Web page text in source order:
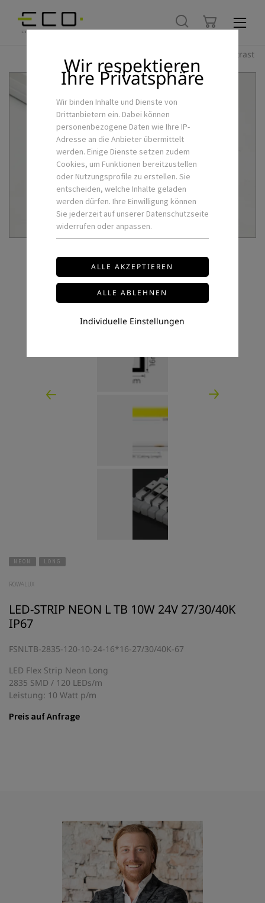
Hoher Kontrast
NEON LONG
ROWALUX
LED-STRIP NEON L TB 10W 24V 27/30/40K
IP67
FSNLTB-2835-120-10-24-16*16-27/30/40K-67
LED Flex Strip Neon Long
2835 SMD / 120 LEDs/m
Leistung: 10 Watt p/m
Preis auf Anfrage
Wir respektieren
Ihre Privatsphäre
Wir binden Inhalte und Dienste von
Drittanbietern ein. Dabei können
personenbezogene Daten wie Ihre IP-
Adresse an die Anbieter übermittelt
werden. Einige Dienste setzen zudem
Cookies, um Funktionen bereitzustellen
oder Nutzungsprofile zu erstellen. Sie
entscheiden, welche Inhalte geladen
werden dürfen. Ihre Einwilligung können
Sie jederzeit auf unserer Datenschutzseite
widerrufen oder anpassen.
Individuelle Einstellungen